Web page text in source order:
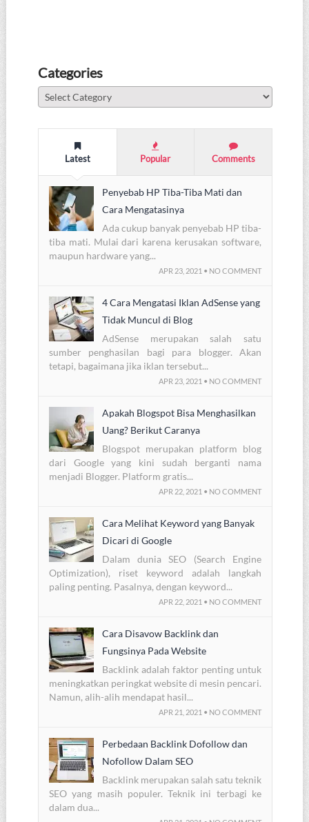
Categories
Categories
Latest Popular Comments
Penyebab HP Tiba-Tiba Mati dan
Cara Mengatasinya
Ada cukup banyak penyebab HP tiba-
tiba mati. Mulai dari karena kerusakan software,
maupun hardware yang...
APR 23, 2021 • NO COMMENT
4 Cara Mengatasi Iklan AdSense yang
Tidak Muncul di Blog
AdSense merupakan salah satu
sumber penghasilan bagi para blogger. Akan
tetapi, bagaimana jika iklan tersebut...
APR 23, 2021 • NO COMMENT
Apakah Blogspot Bisa Menghasilkan
Uang? Berikut Caranya
Blogspot merupakan platform blog
dari Google yang kini sudah berganti nama
menjadi Blogger. Platform gratis...
APR 22, 2021 • NO COMMENT
Cara Melihat Keyword yang Banyak
Dicari di Google
Dalam dunia SEO (Search Engine
Optimization), riset keyword adalah langkah
paling penting. Pasalnya, dengan keyword...
APR 22, 2021 • NO COMMENT
Cara Disavow Backlink dan
Fungsinya Pada Website
Backlink adalah faktor penting untuk
meningkatkan peringkat website di mesin pencari.
Namun, alih-alih mendapat hasil...
APR 21, 2021 • NO COMMENT
Perbedaan Backlink Dofollow dan
Nofollow Dalam SEO
Backlink merupakan salah satu teknik
SEO yang masih populer. Teknik ini terbagi ke
dalam dua...